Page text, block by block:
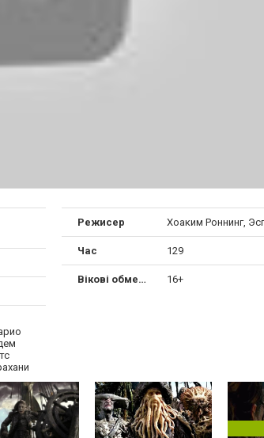
Режисер Хоаким Роннинг,
Час 129
Вікові обмеження 16+